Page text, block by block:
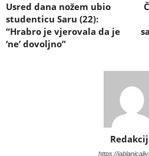
Usred dana nožem ubio
studenticu Saru (22):
“Hrabro je vjerovala da je
‘ne’ dovoljno”
https://